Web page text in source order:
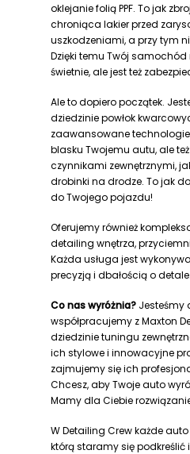
oklejanie folią PPF. To jak
chroniąca lakier przed
uszkodzeniami, a przy tym
Dzięki temu Twój
świetnie, ale jest też
Ale to dopiero początek.
dziedzinie powłok
zaawansowane
blasku Twojemu autu, ale
czynnikami zewnętrznymi,
drobinki na drodze. To jak
do Twojego pojazdu!
Oferujemy również
detailing wnętrza,
Każda usługa jest
precyzją i dbałością o detale.
Co nas wyróżnia? Jesteśmy
współpracujemy z Maxton
dziedzinie tuningu
ich stylowe i innowacyjne
zajmujemy się ich
Chcesz, aby Twoje auto
Mamy dla Ciebie
W Detailing Crew każde
którą staramy się podkreślić